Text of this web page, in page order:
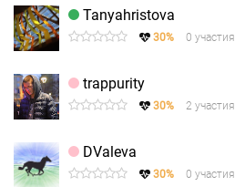
Tanyahristova
30% 0 участия
trappurity
30% 2 участия
DValeva
30% 0 участия